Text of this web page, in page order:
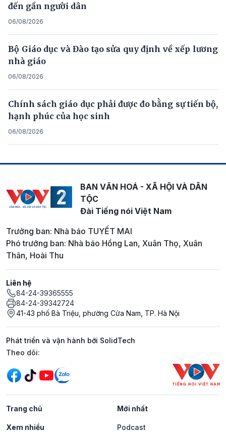
đến gần người dân
06/08/2026
Bộ Giáo dục và Đào tạo sửa quy định về xếp lương
nhà giáo
06/08/2026
Chính sách giáo dục phải được đo bằng sự tiến bộ,
hạnh phúc của học sinh
06/08/2026
BAN VĂN HOÁ - XÃ HỘI VÀ DÂN
TỘC
Đài Tiếng nói Việt Nam
Trưởng ban: Nhà báo TUYẾT MAI
Phó trưởng ban: Nhà báo Hồng Lan, Xuân Thọ, Xuân
Thân, Hoài Thu
Liên hệ
84-24-39365555
84-24-39342724
41-43 phố Bà Triệu, phường Cửa Nam, TP. Hà Nội
Phát triển và vận hành bởi SolidTech
Mạng xã hội
Theo dõi:
Trang chủ Mới nhất
Xem nhiều Podcast